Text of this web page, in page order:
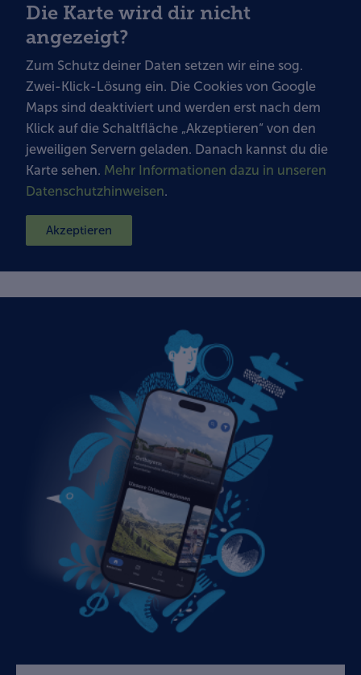
Die Karte wird dir nicht
angezeigt?
Zum Schutz deiner Daten setzen wir eine sog.
Zwei-Klick-Lösung ein. Die Cookies von Google
Maps sind deaktiviert und werden erst nach dem
Klick auf die Schaltfläche „Akzeptieren“ von den
jeweiligen Servern geladen. Danach kannst du die
Karte sehen. Mehr Informationen dazu in unseren
Datenschutzhinweisen.
Akzeptieren